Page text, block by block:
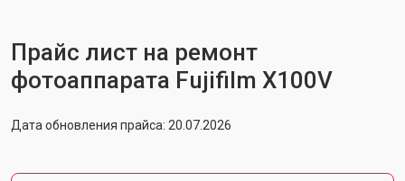
Прайс лист на ремонт
фотоаппарата Fujifilm X100V
Дата обновления прайса: 20.07.2026